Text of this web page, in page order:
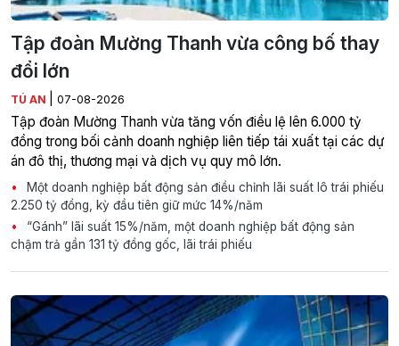
Tập đoàn Mường Thanh vừa công bố thay
đổi lớn
TÚ AN 07-08-2026
Tập đoàn Mường Thanh vừa tăng vốn điều lệ lên 6.000 tỷ
đồng trong bối cảnh doanh nghiệp liên tiếp tái xuất tại các dự
án đô thị, thương mại và dịch vụ quy mô lớn.
Một doanh nghiệp bất động sản điều chỉnh lãi suất lô trái phiếu
2.250 tỷ đồng, kỳ đầu tiên giữ mức 14%/năm
“Gánh” lãi suất 15%/năm, một doanh nghiệp bất động sản
chậm trả gần 131 tỷ đồng gốc, lãi trái phiếu